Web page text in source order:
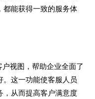
都能获得一致的服务体
视图，帮助企业全面了
。这一功能使客服人员
，从而提高客户满意度